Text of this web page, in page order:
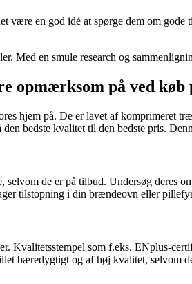
være en god idé at spørge dem om
Med en smule research og
opmærksom på ved køb
hjem på. De er lavet af komprimeret
bedste kvalitet til den bedste pris.
de er på tilbud. Undersøg
tilstopning i din brændeovn eller
Kvalitetsstempel som f.eks. ENplus-
bæredygtigt og af høj kvalitet, selvom